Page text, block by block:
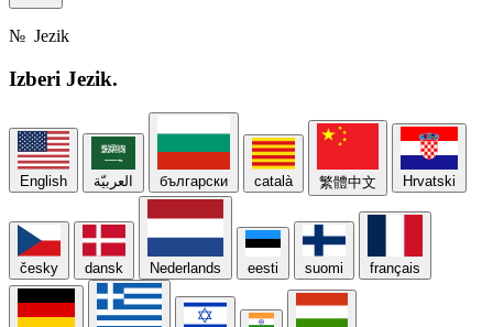
№ Jezik
Izberi Jezik.
English العربيّة български català 繁體中文 Hrvatski
česky dansk Nederlands eesti suomi français